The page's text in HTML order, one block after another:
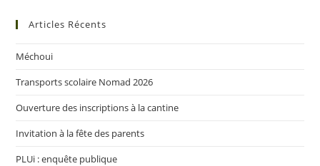
Articles Récents
Méchoui
Transports scolaire Nomad 2026
Ouverture des inscriptions à la cantine
Invitation à la fête des parents
PLUi : enquête publique